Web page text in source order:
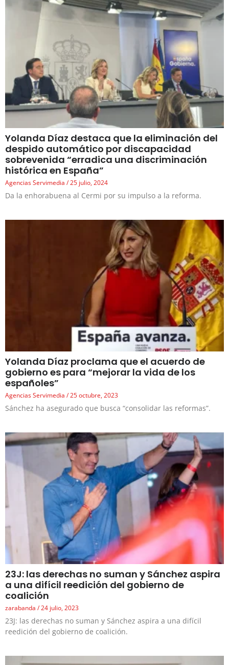
Yolanda Díaz destaca que la eliminación del
despido automático por discapacidad
sobrevenida “erradica una discriminación
histórica en España”
Agencias Servimedia 25 julio, 2024
Da la enhorabuena al Cermi por su impulso a la reforma.
Yolanda Díaz proclama que el acuerdo de
gobierno es para “mejorar la vida de los
españoles”
Agencias Servimedia 25 octubre, 2023
Sánchez ha asegurado que busca “consolidar las reformas”.
23J: las derechas no suman y Sánchez aspira
a una difícil reedición del gobierno de
coalición
zarabanda 24 julio, 2023
23J: las derechas no suman y Sánchez aspira a una difícil
reedición del gobierno de coalición.